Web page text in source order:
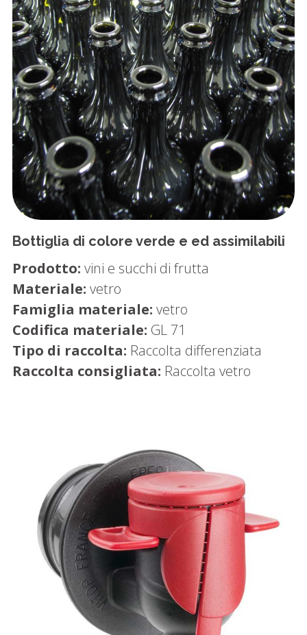
Bottiglia di colore verde e ed assimilabili
Prodotto:vini e succhi di frutta
Materiale:vetro
Famiglia materiale:vetro
Codifica materiale: GL 71
Tipo di raccolta: Raccolta differenziata
Raccolta consigliata: Raccolta vetro